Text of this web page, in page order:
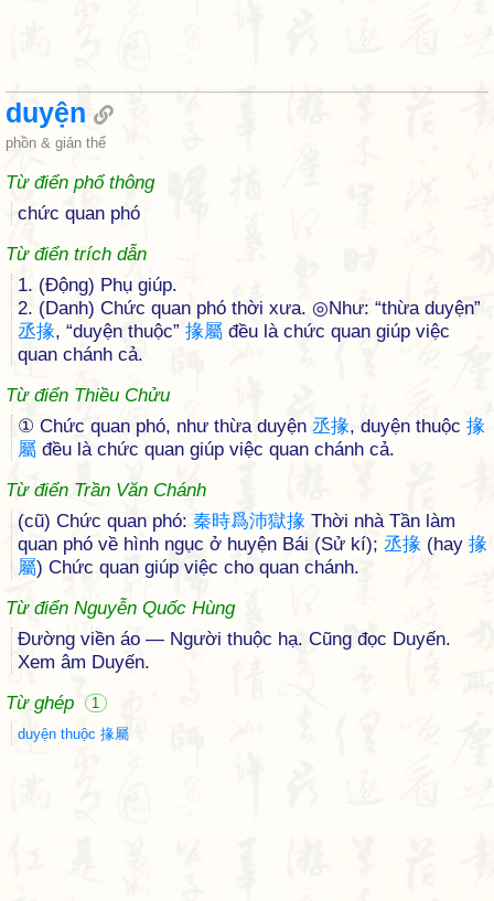
duyện
phồn & giản thể
Từ điển phổ thông
chức quan phó
Từ điển trích dẫn
1. (Động) Phụ giúp.
2. (Danh) Chức quan phó thời xưa. ◎Như: “thừa duyện”
丞掾, “duyện thuộc” 掾屬 đều là chức quan giúp việc
quan chánh cả.
Từ điển Thiều Chửu
① Chức quan phó, như thừa duyện 丞掾, duyện thuộc 掾
屬 đều là chức quan giúp việc quan chánh cả.
Từ điển Trần Văn Chánh
(cũ) Chức quan phó: 秦時爲沛獄掾 Thời nhà Tần làm
quan phó về hình ngục ở huyện Bái (Sử kí); 丞掾 (hay 掾
屬) Chức quan giúp việc cho quan chánh.
Từ điển Nguyễn Quốc Hùng
Đường viền áo — Người thuộc hạ. Cũng đọc Duyến.
Xem âm Duyến.
Từ ghép
1
duyện thuộc 掾屬